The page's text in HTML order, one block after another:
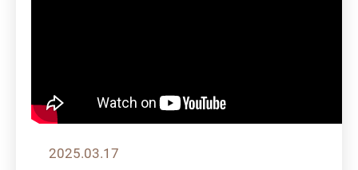
2025.03.17